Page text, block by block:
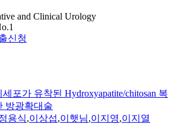
and Clinical Urology
신청
포가 유착된 Hydroxyapatite/chitosan 복
방광확대술
용식,이상섭,이햇님,이지영,이지열